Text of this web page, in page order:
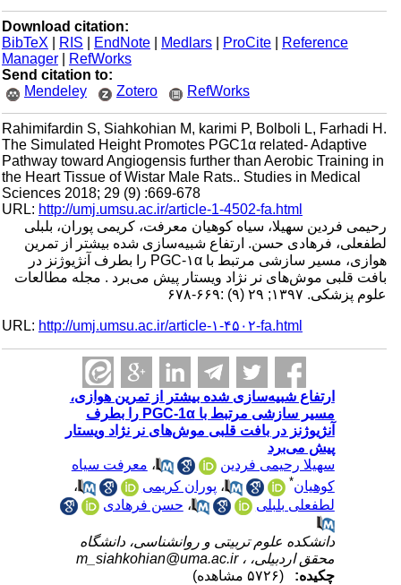
Download citation:
BibTeX
| RIS |EndNote |Medlars |ProCite |Reference
Manager
|RefWorks
Send citation to:
Mendeley
Zotero RefWorks
Rahimifardin S, Siahkohian M, karimi P, Bolboli L, Farhadi H.
The Simulated Height Promotes PGC1α related- Adaptive
Pathway toward Angiogensis further than Aerobic Training in
the Heart Tissue of Wistar Male Rats.. Studies in Medical
Sciences 2018; 29 (9) :669-678
URL:http://umj.umsu.ac.ir/article-1-4502-fa.html
رحیمی فردین سهیلا، سیاه کوهیان معرفت، کریمی پوران، بلبلی
لطفعلی، فرهادی حسن. ارتفاع شبیه‌سازی شده بیشتر از تمرین
هوازی، مسیر سازشی مرتبط با PGC-۱α را بطرف آنژیوژنز در
بافت قلبی موش‌های نر نژاد ویستار پیش می‌برد . مجله مطالعات
علوم پزشکی. ۱۳۹۷; ۲۹ (۹) :۶۶۹-۶۷۸
URL:http://umj.umsu.ac.ir/article-۱-۴۵۰۲-fa.html
ارتفاع شبیه‌سازی شده بیشتر از تمرین هوازی،
مسیر سازشی مرتبط با PGC-1α را بطرف
آنژیوژنز در بافت قلبی موش‌های نر نژاد ویستار
پیش می‌برد
سهیلا رحیمی فردین
،معرفت سیاه
کوهیان
،پوران کریمی
،
لطفعلی بلبلی
،حسن فرهادی
دانشکده علوم تربیتی و روانشناسی، دانشگاه
محقق اردبیلی، ، m_siahkohian@uma.ac.ir
چکیده: